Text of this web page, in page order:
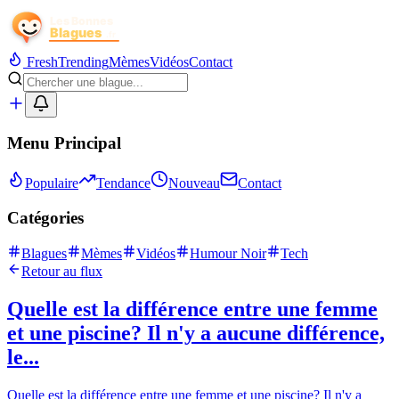
FreshTrendingMèmesVidéosContact
Menu Principal
Populaire Tendance Nouveau Contact
Catégories
Blagues Mèmes Vidéos Humour Noir
Tech
Retour au flux
Quelle est la différence entre une femme
et une piscine? Il n'y a aucune différence,
le...
Quelle est la différence entre une femme et une piscine? Il n'y a